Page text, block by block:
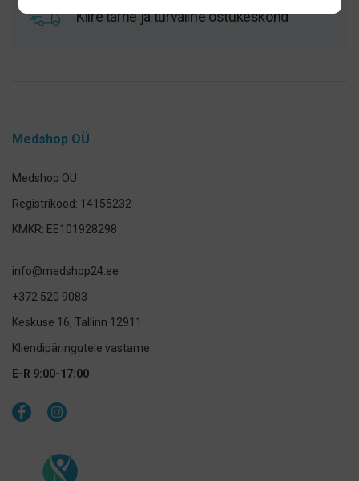
Kiire tarne ja turvaline ostukeskond
Medshop OÜ
Medshop OÜ
Registrikood: 14155232
KMKR: EE101928298
info@medshop24.ee
+372 520 9083
Keskuse 16, Tallinn 12911
Kliendipäringutele vastame:
E-R 9:00-17:00